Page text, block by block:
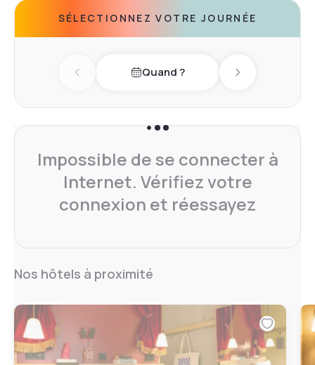
SÉLECTIONNEZ VOTRE JOURNÉE
Previous dayQuand ? Next day
Impossible de se connecter à
Internet. Vérifiez votre
connexion et réessayez
Nos hôtels à proximité